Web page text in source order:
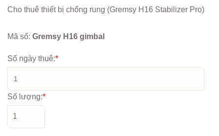
Cho thuê thiết bị chống rung (Gremsy H16 Stabilizer Pro)
Mã số: Gremsy H16 gimbal
Số ngày thuê:*
Số lượng:*